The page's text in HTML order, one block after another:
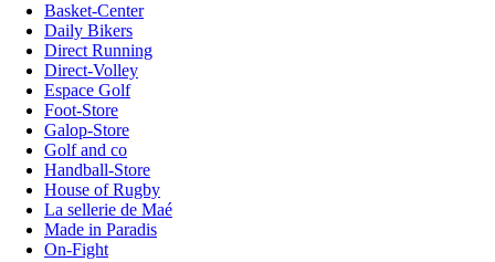
Basket-Center
Daily Bikers
Direct Running
Direct-Volley
Espace Golf
Foot-Store
Galop-Store
Golf and co
Handball-Store
House of Rugby
La sellerie de Maé
Made in Paradis
On-Fight